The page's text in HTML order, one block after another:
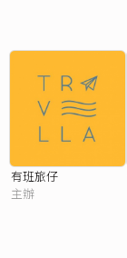
有班旅仔
主辦